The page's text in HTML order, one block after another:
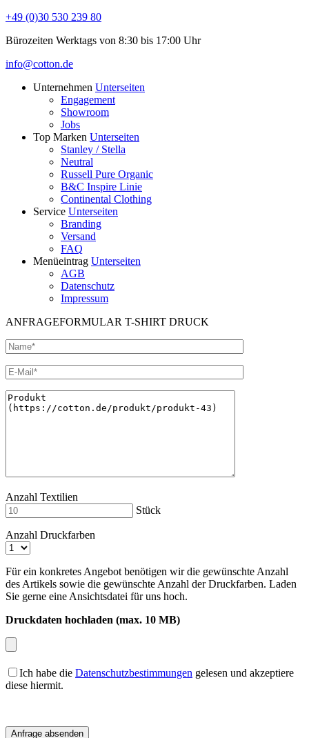
+49 (0)30 530 239 80
Bürozeiten Werktags von 8:30 bis 17:00 Uhr
info@cotton.de
Unternehmen Unterseiten
Engagement
Showroom
Jobs
Top Marken Unterseiten
Stanley / Stella
Neutral
Russell Pure Organic
B&C Inspire Linie
Continental Clothing
Service Unterseiten
Branding
Versand
FAQ
Menüeintrag Unterseiten
AGB
Datenschutz
Impressum
ANFRAGEFORMULAR T-SHIRT DRUCK
Anzahl Textilien
Stück
Anzahl Druckfarben
Für ein konkretes Angebot benötigen wir die gewünschte Anzahl
des Artikels sowie die gewünschte Anzahl der Druckfarben. Laden
Sie gerne eine Ansichtsdatei für uns hoch.
Druckdaten hochladen (max. 10 MB)
Ich habe die Datenschutzbestimmungen gelesen und akzeptiere
diese hiermit.